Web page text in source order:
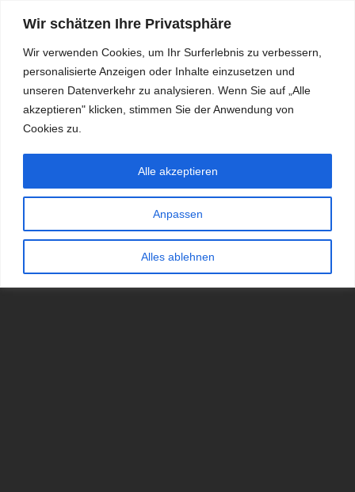
Wir schätzen Ihre Privatsphäre
Wir verwenden Cookies, um Ihr Surferlebnis zu verbessern,
personalisierte Anzeigen oder Inhalte einzusetzen und
unseren Datenverkehr zu analysieren. Wenn Sie auf „Alle
akzeptieren" klicken, stimmen Sie der Anwendung von
Cookies zu.
Anpassen
Alles ablehnen
Alle akzeptieren
RDKS.EXPERT
TESTS, EXPERTEN-TIPPS RUND UM DAS THEMA RDKS UND